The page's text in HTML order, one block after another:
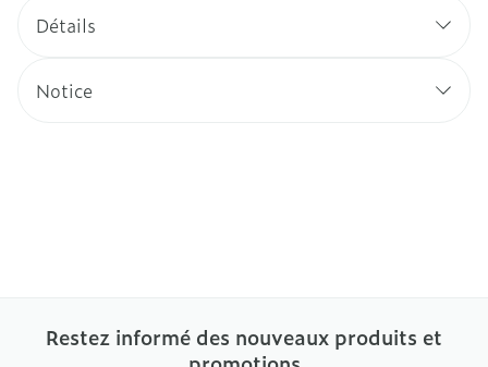
Détails
Notice
Restez informé des nouveaux produits et